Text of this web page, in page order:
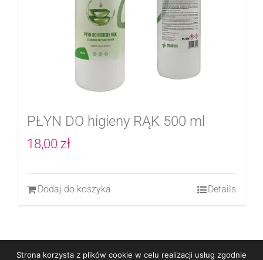
można
wybrać
na
produktu
PŁYN DO higieny RĄK 500 ml
18,00 zł
Dodaj do koszyka Details
Strona korzysta z plików cookie w celu realizacji usług zgodnie